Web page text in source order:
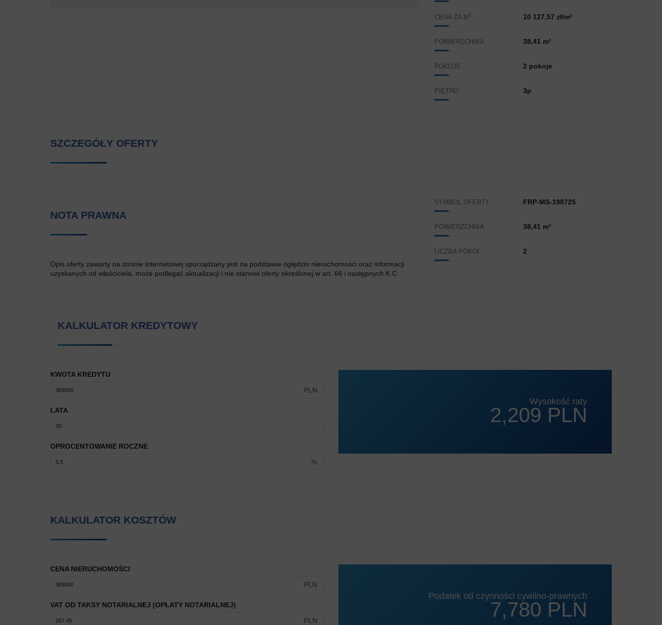
CENA ZA M 2 10 127,57 zł/m²
POWIERZCHNIA 38,41 m²
POKOJE 2 pokoje
PIĘTRO 3p
SZCZEGÓŁY OFERTY
NOTA PRAWNA
Opis oferty zawarty na stronie internetowej sporządzany jest na podstawie oględzin nieruchomości oraz informacji
uzyskanych od właściciela, może podlegać aktualizacji i nie stanowi oferty określonej w art. 66 i następnych K.C.
SYMBOL OFERTY FRP-MS-198725
POWIERZCHNIA 38,41 m²
LICZBA POKOI 2
KALKULATOR KREDYTOWY
KWOTA KREDYTU
PLN
LATA
OPROCENTOWANIE ROCZNE
%
Wysokość raty
2,209 PLN
KALKULATOR KOSZTÓW
CENA NIERUCHOMOŚCI
PLN
VAT OD TAKSY NOTARIALNEJ (OPŁATY NOTARIALNEJ)
PLN
Podatek od czynności cywilno-prawnych
7,780 PLN